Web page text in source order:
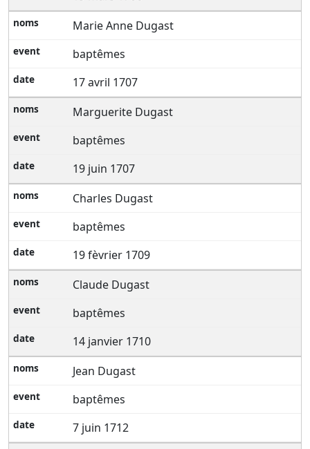
Marie Anne Dugast
baptêmes
17 avril 1707
Marguerite Dugast
baptêmes
19 juin 1707
Charles Dugast
baptêmes
19 fèvrier 1709
Claude Dugast
baptêmes
14 janvier 1710
Jean Dugast
baptêmes
7 juin 1712